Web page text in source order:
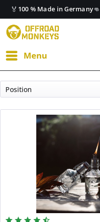
🏅 100 % Made in Germany👊
Menu